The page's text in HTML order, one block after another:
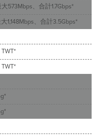
573Mbps、合計1.7Gbps*
1,148Mbps、合計3.5Gbps*